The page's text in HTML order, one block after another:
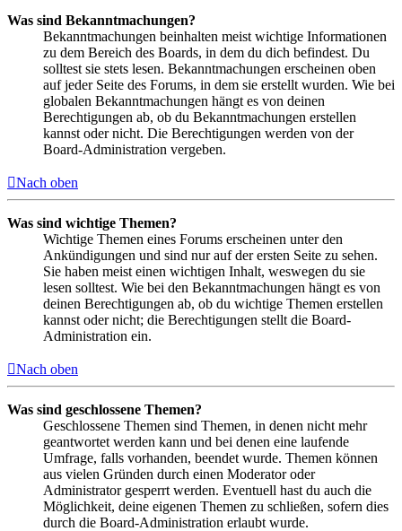
Was sind Bekanntmachungen?
Bekanntmachungen beinhalten meist wichtige Informationen
zu dem Bereich des Boards, in dem du dich befindest. Du
solltest sie stets lesen. Bekanntmachungen erscheinen oben
auf jeder Seite des Forums, in dem sie erstellt wurden. Wie bei
globalen Bekanntmachungen hängt es von deinen
Berechtigungen ab, ob du Bekanntmachungen erstellen
kannst oder nicht. Die Berechtigungen werden von der
Board-Administration vergeben.
Nach oben
Was sind wichtige Themen?
Wichtige Themen eines Forums erscheinen unter den
Ankündigungen und sind nur auf der ersten Seite zu sehen.
Sie haben meist einen wichtigen Inhalt, weswegen du sie
lesen solltest. Wie bei den Bekanntmachungen hängt es von
deinen Berechtigungen ab, ob du wichtige Themen erstellen
kannst oder nicht; die Berechtigungen stellt die Board-
Administration ein.
Nach oben
Was sind geschlossene Themen?
Geschlossene Themen sind Themen, in denen nicht mehr
geantwortet werden kann und bei denen eine laufende
Umfrage, falls vorhanden, beendet wurde. Themen können
aus vielen Gründen durch einen Moderator oder
Administrator gesperrt werden. Eventuell hast du auch die
Möglichkeit, deine eigenen Themen zu schließen, sofern dies
durch die Board-Administration erlaubt wurde.